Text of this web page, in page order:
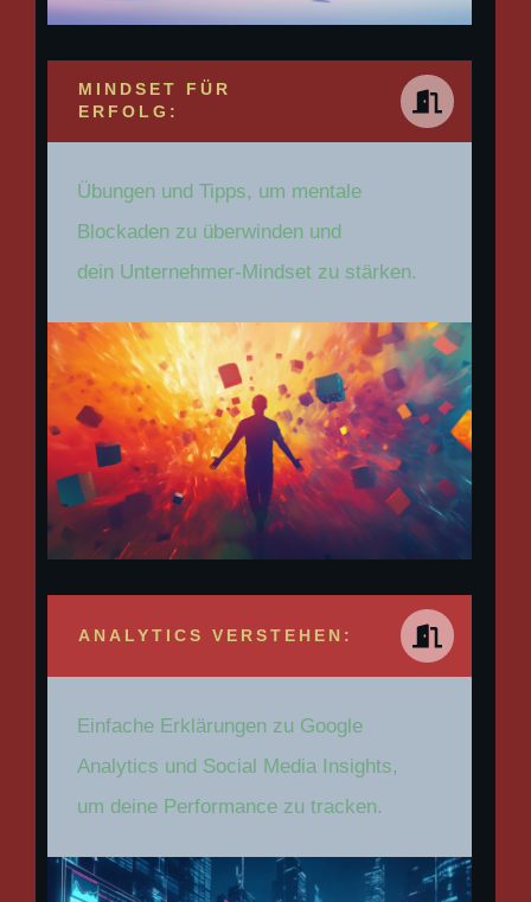
MINDSET FÜR
ERFOLG:
Übungen und Tipps, um mentale
Blockaden zu überwinden und
dein Unternehmer-Mindset zu stärken.
ANALYTICS VERSTEHEN:
Einfache Erklärungen zu Google
Analytics und Social Media Insights,
um deine Performance zu tracken.